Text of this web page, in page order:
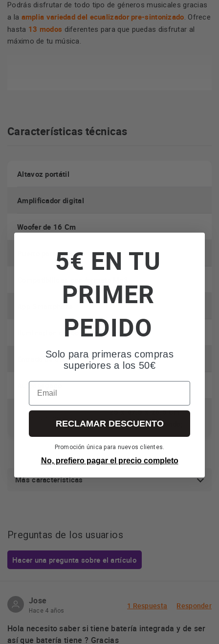
Podrás disfrutar de todo tipo de géneros musicales gracias
a la amplia variedad del ecualizador pre-sintonizado. Ofrece
hasta 13 modos diferentes para que puedas disfrutar al
máximo de tu música.
Características técnicas
Altavoz portátil
Amplificador digital
Woofer de 16 Cm
Puerto para USB
App Smartphone
Iluminación del borde multicolor
Entrada de audio
Autoapagado
25 x 47.5 x 26.5 Cm
(ancho x alto x fondo)
Más características
Preguntas de los usuarios
Hacer una pregunta sobre el artículo
Jose
Hace 4 años
1 Respuesta Responder
Hola necesito saber si tiene batería integrada y de ser
así que batería tiene ? Gracias
5€ EN TU
PRIMER
PEDIDO
Solo para primeras compras
superiores a los 50€
Email
RECLAMAR DESCUENTO
Promoción única para nuevos clientes.
No, prefiero pagar el precio completo